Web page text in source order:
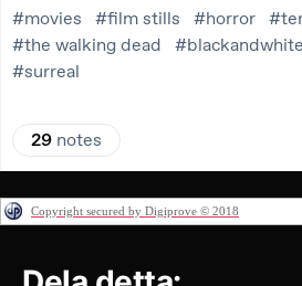
Copyright secured by Digiprove © 2018